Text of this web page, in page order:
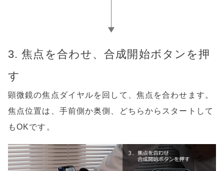
3. 焦点を合わせ、合成開始ボタンを押
す
顕微鏡の焦点ダイヤルを回して、焦点を合わせます。
焦点位置は、手前側か奥側、どちらからスタートして
もOKです。